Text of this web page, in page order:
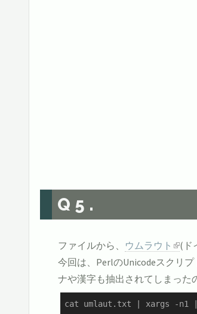
Q5.
ファイルから、 ウムラウト (ド
今回は、PerlのUnicodeスクリ
ナや漢字も抽出されてしまった
cat umlaut.txt | xargs -n1